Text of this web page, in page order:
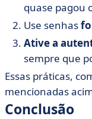
quase pagou
Use senhas
Ative a
sempre que
Essas práticas,
mencionadas
Conclusão